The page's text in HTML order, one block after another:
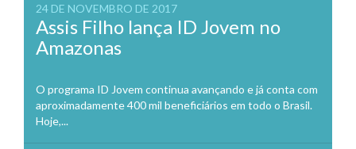
24 DE NOVEMBRO DE 2017
Assis Filho lança ID Jovem no
Amazonas
O programa ID Jovem continua avançando e já conta com
aproximadamente 400 mil beneficiários em todo o Brasil.
Hoje,...